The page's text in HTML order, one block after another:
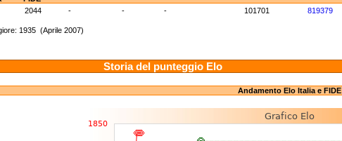
2044 - - - 101701 819379
1935 (Aprile 2007)
Storia del punteggio Elo
Andamento Elo Italia e FIDE